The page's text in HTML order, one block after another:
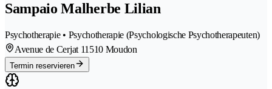
Sampaio Malherbe Lilian
Psychotherapie • Psychotherapie (Psychologische Psychotherapeuten)
Avenue de Cerjat 11510 Moudon
Termin reservieren